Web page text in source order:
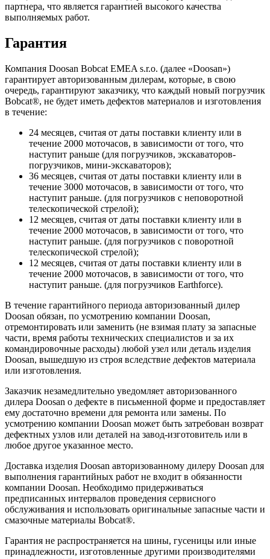
партнера, что является гарантией высокого качества
выполняемых работ.
Гарантия
Компания Doosan Bobcat EMEA s.r.o. (далее «Doosan»)
гарантирует авторизованным дилерам, которые, в свою
очередь, гарантируют заказчику, что каждый новый погрузчик
Bobcat®, не будет иметь дефектов материалов и изготовления
в течение:
24 месяцев, считая от даты поставки клиенту или в
течение 2000 моточасов, в зависимости от того, что
наступит раньше (для погрузчиков, экскаваторов-
погрузчиков, мини-экскаваторов);
36 месяцев, считая от даты поставки клиенту или в
течение 3000 моточасов, в зависимости от того, что
наступит раньше. (для погрузчиков с неповоротной
телескопической стрелой);
12 месяцев, считая от даты поставки клиенту или в
течение 2000 моточасов, в зависимости от того, что
наступит раньше. (для погрузчиков с поворотной
телескопической стрелой);
12 месяцев, считая от даты поставки клиенту или в
течение 2000 моточасов, в зависимости от того, что
наступит раньше. (для погрузчиков Earthforce).
В течение гарантийного периода авторизованный дилер
Doosan обязан, по усмотрению компании Doosan,
отремонтировать или заменить (не взимая плату за запасные
части, время работы технических специалистов и за их
командировочные расходы) любой узел или деталь изделия
Doosan, вышедшую из строя вследствие дефектов материала
или изготовления.
Заказчик незамедлительно уведомляет авторизованного
дилера Doosan о дефекте в письменной форме и предоставляет
ему достаточно времени для ремонта или замены. По
усмотрению компании Doosan может быть затребован возврат
дефектных узлов или деталей на завод-изготовитель или в
любое другое указанное место.
Доставка изделия Doosan авторизованному дилеру Doosan для
выполнения гарантийных работ не входит в обязанности
компании Doosan. Необходимо придерживаться
предписанных интервалов проведения сервисного
обслуживания и использовать оригинальные запасные части и
смазочные материалы Bobcat®.
Гарантия не распространяется на шины, гусеницы или иные
принадлежности, изготовленные другими производителями